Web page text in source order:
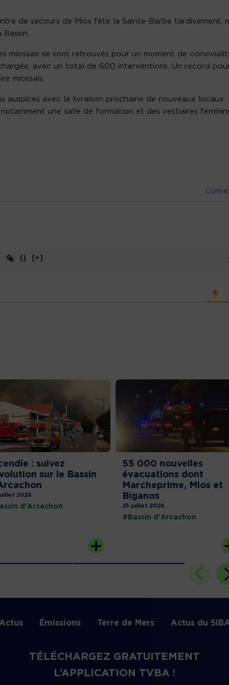
de secours de Mios fête la Sainte-Barbe tardivement,
miossais se sont retrouvés pour un moment de
avec un total de 600 interventions. Un record
miossais.
auspices avec la livraison prochaine de nouveaux locaux
une salle de formation et des vestiaires
{} [+]
: suivez
sur le Bassin
2026
d'Arcachon
55 000 nouvelles
évacuations dont
Marcheprime, Mios et
Biganos
25 juillet 2026
#Bassin d'Arcachon
Émissions Terre de Mers Actus du
TÉLÉCHARGEZ GRATUITEMENT
L’APPLICATION TVBA !